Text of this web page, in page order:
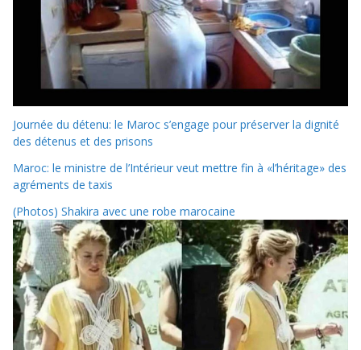
Journée du détenu: le Maroc s’engage pour préserver la dignité
des détenus et des prisons
Maroc: le ministre de l’Intérieur veut mettre fin à «l’héritage» des
agréments de taxis
(Photos) Shakira avec une robe marocaine